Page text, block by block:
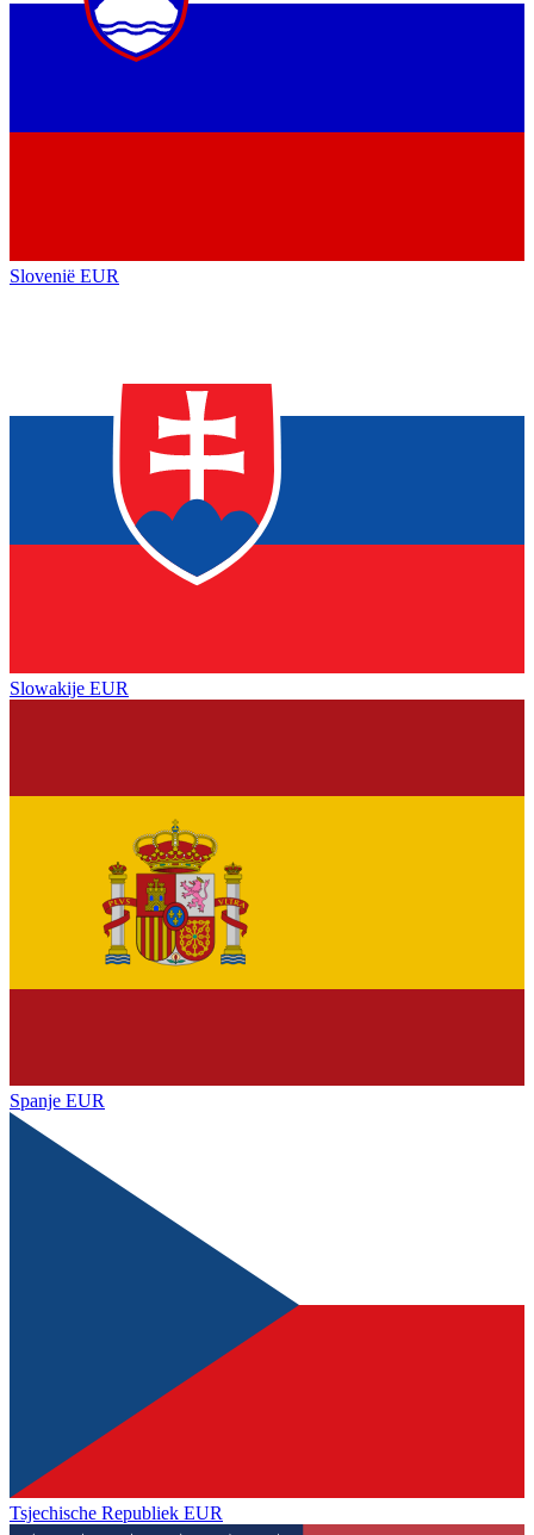
Slovenië EUR
Slowakije EUR
Spanje EUR
Tsjechische Republiek EUR